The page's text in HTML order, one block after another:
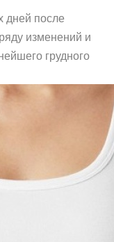
дней после
изменений и
грудного